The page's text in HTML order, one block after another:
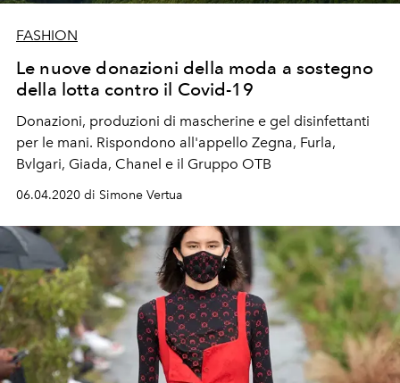
FASHION
Le nuove donazioni della moda a sostegno
della lotta contro il Covid-19
Donazioni, produzioni di mascherine e gel disinfettanti
per le mani. Rispondono all'appello Zegna, Furla,
Bvlgari, Giada, Chanel e il Gruppo OTB
06.04.2020 di Simone Vertua